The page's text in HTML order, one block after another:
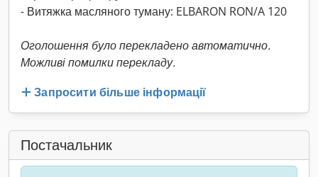
- Витяжка масляного туману: ELBARON RON/A 120
Оголошення було перекладено автоматично.
Можливі помилки перекладу.
Запросити більше інформації
Постачальник